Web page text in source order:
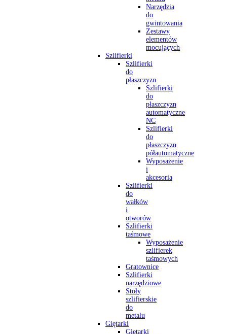
Narzędzia
do
gwintowania
Zestawy
elementów
mocujących
Szlifierki
Szlifierki
do
płaszczyzn
Szlifierki
do
płaszczyzn
automatyczne
NC
Szlifierki
do
płaszczyzn
półautomatyczne
Wyposażenie
i
akcesoria
Szlifierki
do
wałków
i
otworów
Szlifierki
taśmowe
Wyposażenie
szlifierek
taśmowych
Gratownice
Szlifierki
narzędziowe
Stoły
szlifierskie
do
metalu
Giętarki
Giętarki